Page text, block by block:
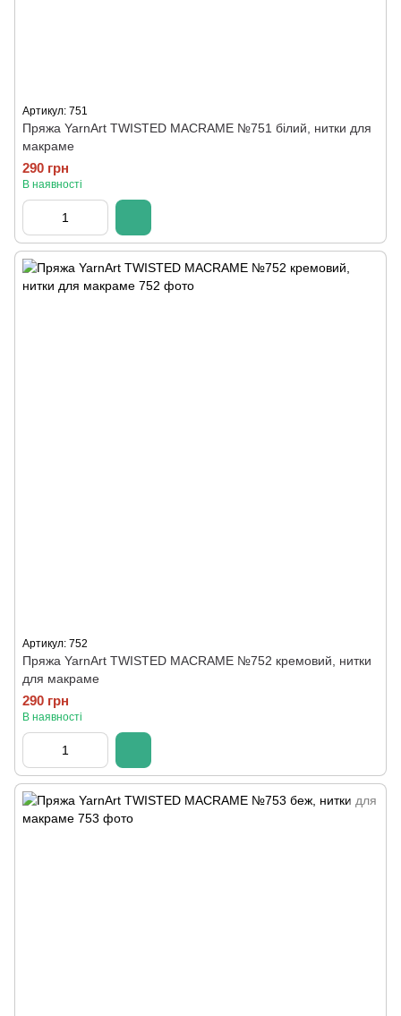
Артикул: 751
Пряжа YarnArt TWISTED MACRAME №751 білий, нитки для
макраме
290 грн
В наявності
Артикул: 752
Пряжа YarnArt TWISTED MACRAME №752 кремовий, нитки
для макраме
290 грн
В наявності